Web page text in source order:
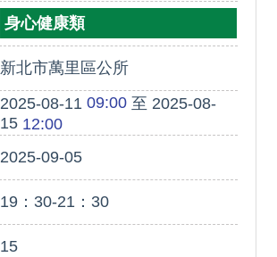
身心健康類
新北市萬里區公所
2025-08-11 09:00至 2025-08-
1512:00
2025-09-05
19：30-21：30
15